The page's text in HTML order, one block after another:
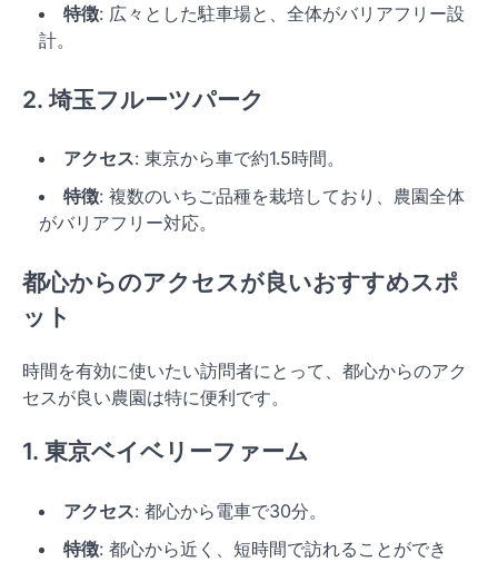
特徴: 広々とした駐車場と、全体がバリアフリー設
計。
2. 埼玉フルーツパーク
アクセス: 東京から車で約1.5時間。
特徴: 複数のいちご品種を栽培しており、農園全体
がバリアフリー対応。
都心からのアクセスが良いおすすめスポ
ット
時間を有効に使いたい訪問者にとって、都心からのアク
セスが良い農園は特に便利です。
1. 東京ベイベリーファーム
アクセス: 都心から電車で30分。
特徴: 都心から近く、短時間で訪れることができ